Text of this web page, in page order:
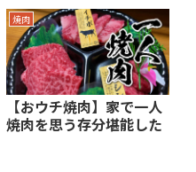
焼肉
【おウチ焼肉】家で一人
焼肉を思う存分堪能した